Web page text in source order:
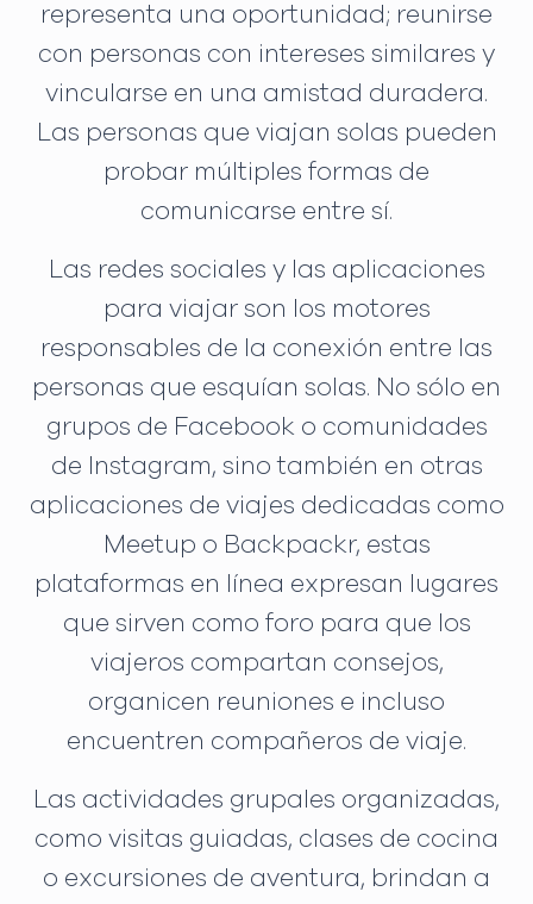
representa una oportunidad; reunirse
con personas con intereses similares y
vincularse en una amistad duradera.
Las personas que viajan solas pueden
probar múltiples formas de
comunicarse entre sí.
Las redes sociales y las aplicaciones
para viajar son los motores
responsables de la conexión entre las
personas que esquían solas. No sólo en
grupos de Facebook o comunidades
de Instagram, sino también en otras
aplicaciones de viajes dedicadas como
Meetup o Backpackr, estas
plataformas en línea expresan lugares
que sirven como foro para que los
viajeros compartan consejos,
organicen reuniones e incluso
encuentren compañeros de viaje.
Las actividades grupales organizadas,
como visitas guiadas, clases de cocina
o excursiones de aventura, brindan a